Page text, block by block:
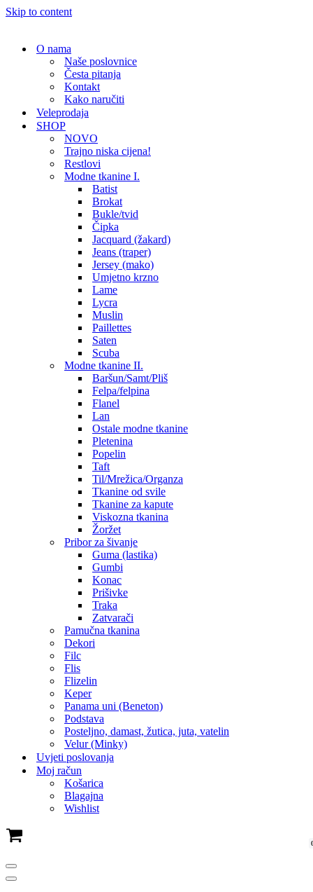
Skip to content
O nama
Naše poslovnice
Česta pitanja
Kontakt
Kako naručiti
Veleprodaja
SHOP
NOVO
Trajno niska cijena!
Restlovi
Modne tkanine I.
Batist
Brokat
Bukle/tvid
Čipka
Jacquard (žakard)
Jeans (traper)
Jersey (mako)
Umjetno krzno
Lame
Lycra
Muslin
Paillettes
Saten
Scuba
Modne tkanine II.
Baršun/Samt/Pliš
Felpa/felpina
Flanel
Lan
Ostale modne tkanine
Pletenina
Popelin
Taft
Til/Mrežica/Organza
Tkanine od svile
Tkanine za kapute
Viskozna tkanina
Žoržet
Pribor za šivanje
Guma (lastika)
Gumbi
Konac
Prišivke
Traka
Zatvarači
Pamučna tkanina
Dekori
Filc
Flis
Flizelin
Keper
Panama uni (Beneton)
Podstava
Posteljno, damast, žutica, juta, vatelin
Velur (Minky)
Uvjeti poslovanja
Moj račun
Košarica
Blagajna
Wishlist
Cart
Navigation
Menu
Navigation